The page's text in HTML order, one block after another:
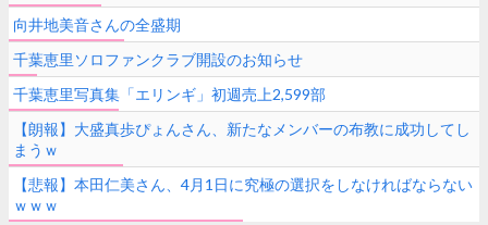
向井地美音さんの全盛期
千葉恵里ソロファンクラブ開設のお知らせ
千葉恵里写真集「エリンギ」初週売上2,599部
【朗報】大盛真歩ぴょんさん、新たなメンバーの布教に成功してし
まうｗ
【悲報】本田仁美さん、4月1日に究極の選択をしなければならない
ｗｗｗ